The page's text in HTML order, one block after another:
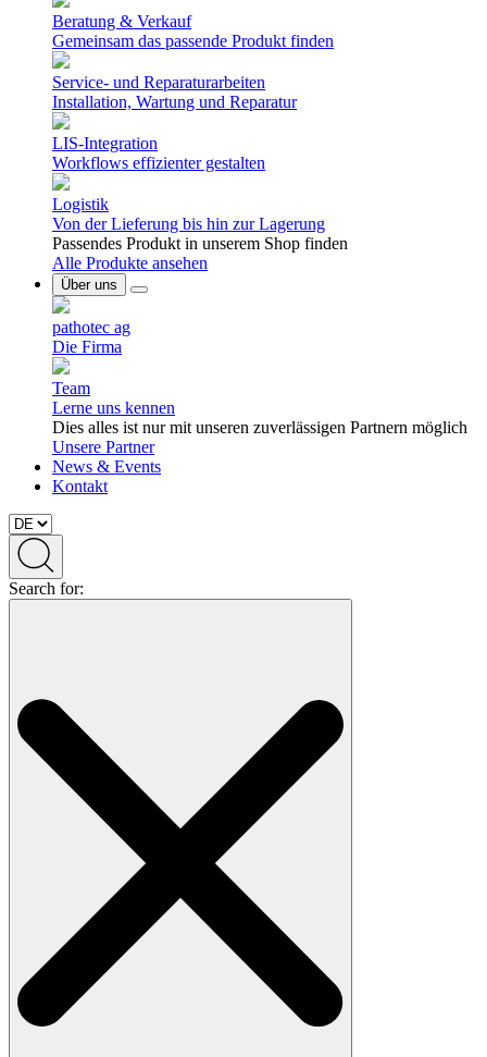
Beratung & Verkauf
Gemeinsam das passende Produkt finden
Service- und Reparaturarbeiten
Installation, Wartung und Reparatur
LIS-Integration
Workflows effizienter gestalten
Logistik
Von der Lieferung bis hin zur Lagerung
Passendes Produkt in unserem Shop finden
Alle Produkte ansehen
Über uns
pathotec ag
Die Firma
Team
Lerne uns kennen
Dies alles ist nur mit unseren zuverlässigen Partnern möglich
Unsere Partner
News & Events
Kontakt
Search for: